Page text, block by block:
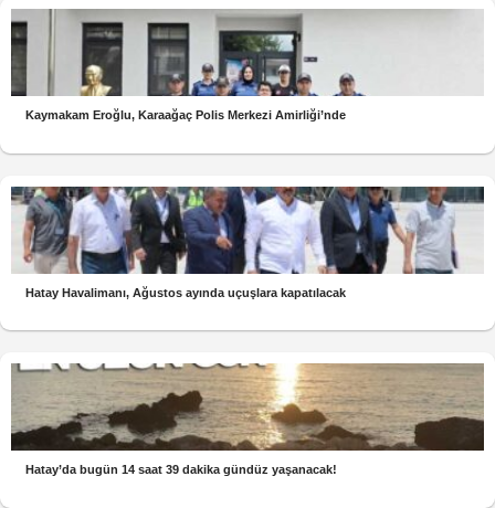
Kaymakam Eroğlu, Karaağaç Polis Merkezi Amirliği’nde
Hatay Havalimanı, Ağustos ayında uçuşlara kapatılacak
Hatay’da bugün 14 saat 39 dakika gündüz yaşanacak!